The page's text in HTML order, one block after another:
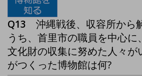
Q13 沖縄戦後、収容所から
うち、首里市の職員を中心に
文化財の収集に努めた人々が
がつくった博物館は何?